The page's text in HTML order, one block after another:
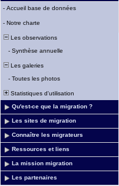
- Accueil base de données
- Notre charte
Les observations
- Synthèse annuelle
Les galeries
- Toutes les photos
Statistiques d'utilisation
Qu'est-ce que la migration ?
Les sites de migration
Connaître les migrateurs
Ressources et liens
La mission migration
Les partenaires